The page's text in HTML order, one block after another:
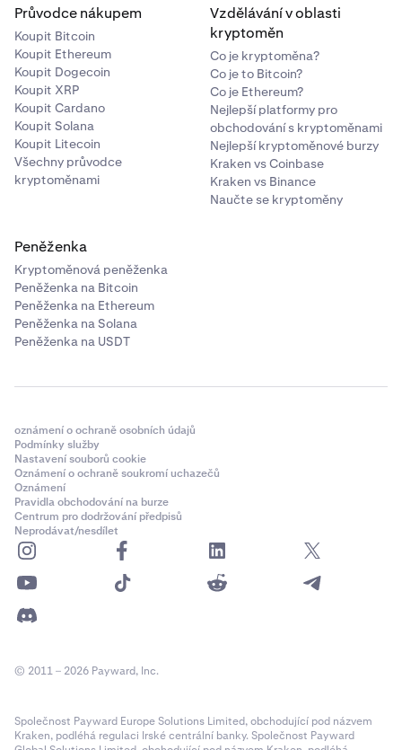
Průvodce nákupem
Koupit Bitcoin
Koupit Ethereum
Koupit Dogecoin
Koupit XRP
Koupit Cardano
Koupit Solana
Koupit Litecoin
Všechny průvodce
kryptoměnami
Vzdělávání v oblasti
kryptoměn
Co je kryptoměna?
Co je to Bitcoin?
Co je Ethereum?
Nejlepší platformy pro
obchodování s kryptoměnami
Nejlepší kryptoměnové burzy
Kraken vs Coinbase
Kraken vs Binance
Naučte se kryptoměny
Peněženka
Kryptoměnová peněženka
Peněženka na Bitcoin
Peněženka na Ethereum
Peněženka na Solana
Peněženka na USDT
oznámení o ochraně osobních údajů
Podmínky služby
Nastavení souborů cookie
Oznámení o ochraně soukromí uchazečů
Oznámení
Pravidla obchodování na burze
Centrum pro dodržování předpisů
Neprodávat/nesdílet
© 2011 – 2026 Payward, Inc.
Společnost Payward Europe Solutions Limited, obchodující pod názvem
Kraken, podléhá regulaci Irské centrální banky. Společnost Payward